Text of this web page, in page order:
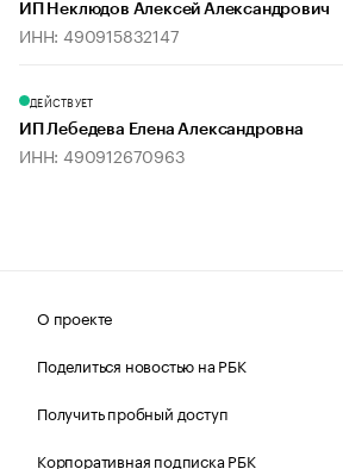
ИП Неклюдов Алексей Александрович
ИНН: 490915832147
ДЕЙСТВУЕТ
ИП Лебедева Елена Александровна
ИНН: 490912670963
О проекте
Поделиться новостью на РБК
Получить пробный доступ
Корпоративная подписка РБК